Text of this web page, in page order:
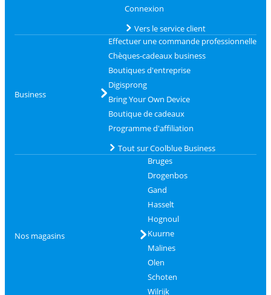
Connexion
Vers le service client
Business
Effectuer une commande professionnelle
Chèques-cadeaux business
Boutiques d'entreprise
Digisprong
Bring Your Own Device
Boutique de cadeaux
Programme d'affiliation
Tout sur Coolblue Business
Nos magasins
Bruges
Drogenbos
Gand
Hasselt
Hognoul
Kuurne
Malines
Olen
Schoten
Wilrijk